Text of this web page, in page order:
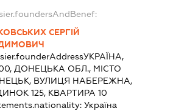
СЕРГІЙ
УКРАЇНА,
ДОНЕЦЬКА ОБЛ., МІСТО
ВУЛИЦЯ НАБЕРЕЖНА,
125, КВАРТИРА 10
Україна